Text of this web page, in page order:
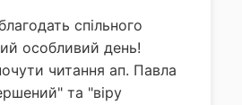
спільного
особливий день!
читання ап. Павла
та "віру